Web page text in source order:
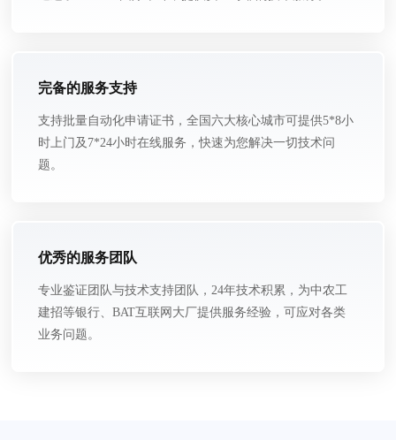
完备的服务支持
支持批量自动化申请证书，全国六大核心城市可提供5*8小
时上门及7*24小时在线服务，快速为您解决一切技术问
题。
优秀的服务团队
专业鉴证团队与技术支持团队，24年技术积累，为中农工
建招等银行、BAT互联网大厂提供服务经验，可应对各类
业务问题。